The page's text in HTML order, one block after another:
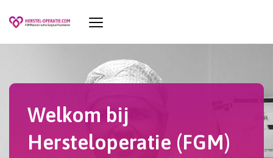
Welkom bij
Hersteloperatie (FGM)